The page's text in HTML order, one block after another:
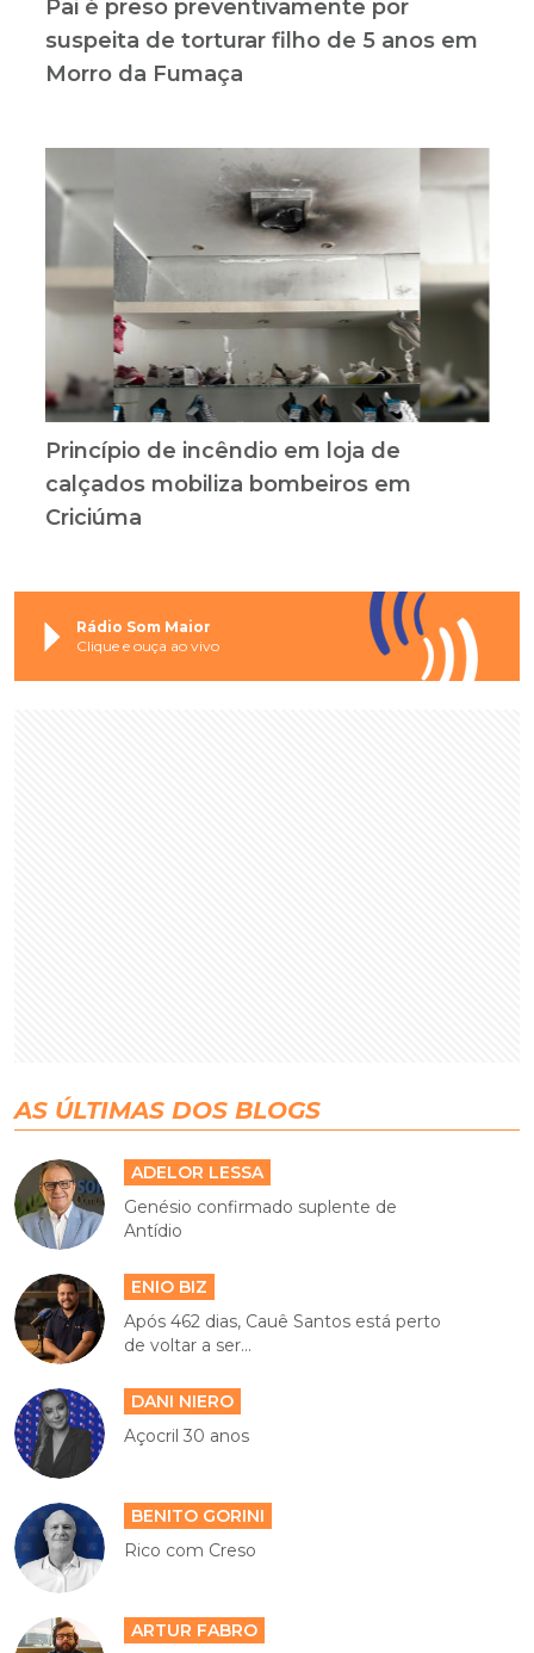
Pai é preso preventivamente por
suspeita de torturar filho de 5 anos em
Morro da Fumaça
Princípio de incêndio em loja de
calçados mobiliza bombeiros em
Criciúma
Rádio Som Maior
Clique e ouça ao vivo
AS ÚLTIMAS DOS BLOGS
ADELOR LESSA
Genésio confirmado suplente de
Antídio
ENIO BIZ
Após 462 dias, Cauê Santos está perto
de voltar a ser...
DANI NIERO
Açocril 30 anos
BENITO GORINI
Rico com Creso
ARTUR FABRO